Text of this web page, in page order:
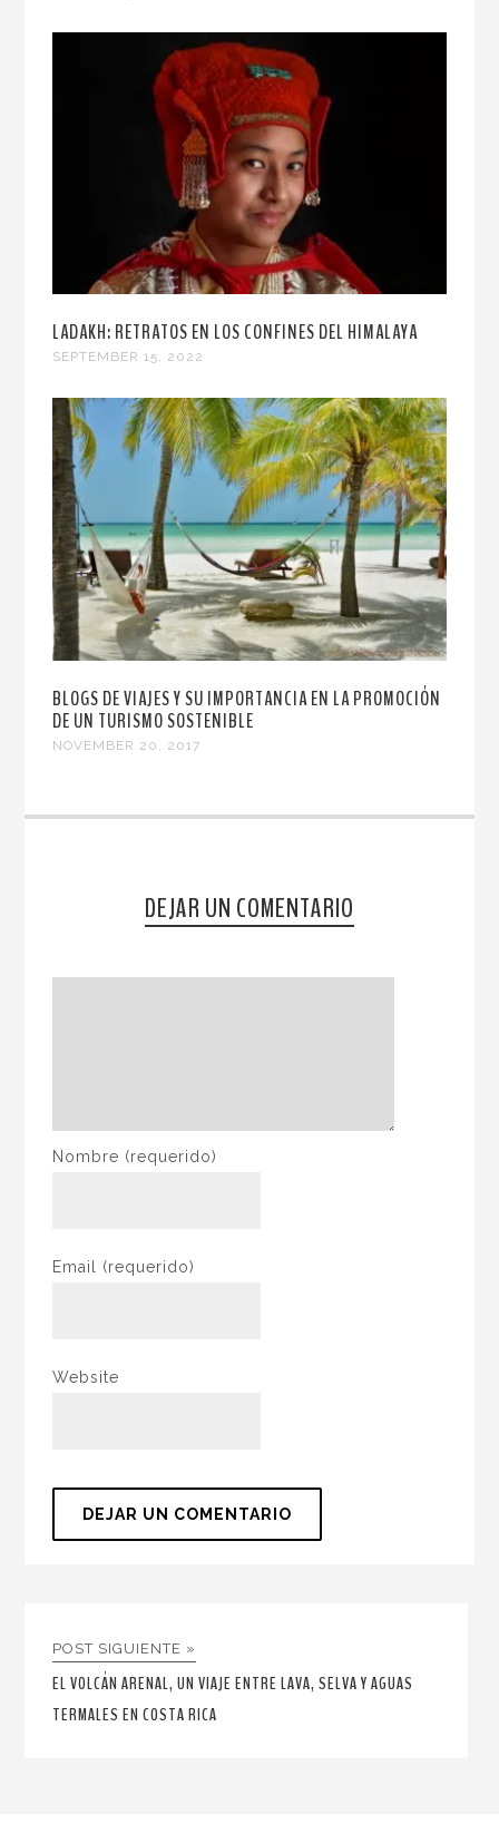
LADAKH: RETRATOS EN LOS CONFINES DEL HIMALAYA
SEPTEMBER 15, 2022
BLOGS DE VIAJES Y SU IMPORTANCIA EN LA PROMOCIÓN
DE UN TURISMO SOSTENIBLE
NOVEMBER 20, 2017
DEJAR UN COMENTARIO
Nombre (requerido)
Email (requerido)
Website
POST SIGUIENTE »
EL VOLCÁN ARENAL, UN VIAJE ENTRE LAVA, SELVA Y AGUAS
TERMALES EN COSTA RICA